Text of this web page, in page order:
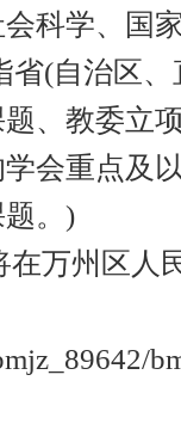
科学、国
省(自治区
、教委立
会重点及
。)
万州区人